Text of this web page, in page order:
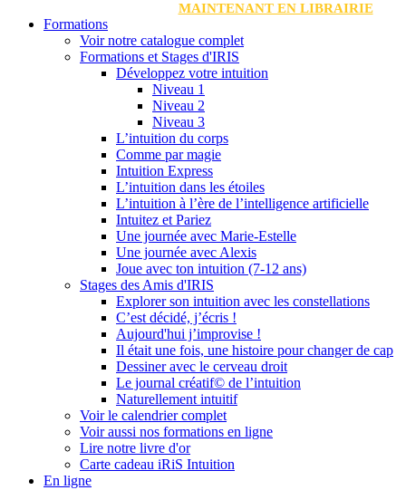
MAINTENANT EN LIBRAIRIE
Formations
Voir notre catalogue complet
Formations et Stages d'IRIS
Développez votre intuition
Niveau 1
Niveau 2
Niveau 3
L’intuition du corps
Comme par magie
Intuition Express
L’intuition dans les étoiles
L’intuition à l’ère de l’intelligence artificielle
Intuitez et Pariez
Une journée avec Marie-Estelle
Une journée avec Alexis
Joue avec ton intuition (7-12 ans)
Stages des Amis d'IRIS
Explorer son intuition avec les constellations
C’est décidé, j’écris !
Aujourd'hui j’improvise !
Il était une fois, une histoire pour changer de cap
Dessiner avec le cerveau droit
Le journal créatif© de l’intuition
Naturellement intuitif
Voir le calendrier complet
Voir aussi nos formations en ligne
Lire notre livre d'or
Carte cadeau iRiS Intuition
En ligne